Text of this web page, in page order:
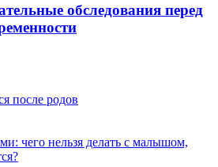
обследования перед
после родов
чего нельзя делать с малышом,